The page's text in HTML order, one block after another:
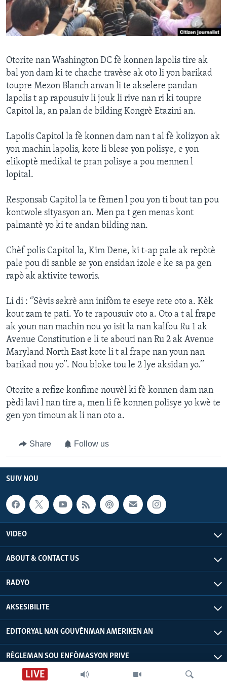
Languages
LIVE
Otorite nan Washington DC fè konnen lapolis tire ak
bal yon dam ki te chache travèse ak oto li yon barikad
toupre Mezon Blanch anvan li te akselere pandan
lapolis t ap rapousuiv li jouk li rive nan ri ki toupre
Capitol la, an palan de bilding Kongrè Etazini an.
Lapolis Capitol la fè konnen dam nan t al fè kolizyon ak
yon machin lapolis, kote li blese yon polisye, e yon
elikoptè medikal te pran polisye a pou mennen l
lopital.
Responsab Capitol la te fèmen l pou yon ti bout tan pou
kontwole sityasyon an. Men pa t gen menas kont
palmantè yo ki te andan bilding nan.
Chèf polis Capitol la, Kim Dene, ki t-ap pale ak repòtè
pale pou di sanble se yon ensidan izole e ke sa pa gen
rapò ak aktivite teworis.
Li di : ‘’Sèvis sekrè ann inifòm te eseye rete oto a. Kèk
kout zam te pati. Yo te rapousuiv oto a. Oto a t al frape
ak youn nan machin nou yo isit la nan kalfou Ru 1 ak
Avenue Constitution e li te abouti nan Ru 2 ak Avenue
Maryland North East kote li t al frape nan youn nan
barikad nou yo’’. Nou bloke tou le 2 lye aksidan yo.’’
Otorite a refize konfime nouvèl ki fè konnen dam nan
pèdi lavi l nan tire a, men li fè konnen polisye yo kwè te
gen yon timoun ak li nan oto a.
Share Follow us
SUIV NOU
VIDEO
ABOUT & CONTACT US
RADYO
AKSESIBILITE
EDITORYAL NAN GOUVÈNMAN AMERIKEN AN
RÈGLEMAN SOU ENFÒMASYON PRIVE